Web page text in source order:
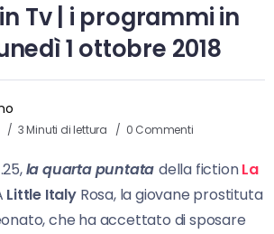
Tv | i programmi in
1 ottobre 2018
3 Minuti di lettura 0 Commenti
la quarta puntata della fictionLa
Little ItalyRosa, la giovane prostituta
che ha accettato di sposare